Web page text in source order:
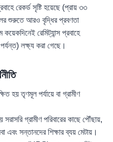
রেকর্ড সৃষ্টি হয়েছে (প্রায় ৩৩
শুরুতে আরও বৃদ্ধির প্রবণতা
রেমিট্যান্স প্রবাহে
লক্ষ্য করা গেছে।
হয় তৃণমূল পর্যায়ে বা গ্রামীণ
সরাসরি গ্রামীণ পরিবারের কাছে পৌঁছায়,
এবং সন্তানদের শিক্ষার ব্যয় মেটায়।